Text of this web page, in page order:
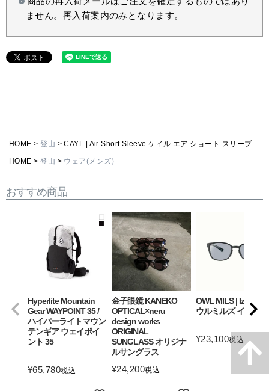
ません。再入荷案内のみとなります。
HOME 登山 CAYL | Air Short Sleeve ケイル エア ショート スリーブ
HOME 登山 ウェア(メンズ)
おすすめ商品
Hyperlite Mountain
Gear WAYPOINT 35 /
ハイパーライトマウン
テンギア ウェイポイ
ント 35
¥65,780税込
金子眼鏡 KANEKO
OPTICAL×neru
design works
ORIGINAL
SUNGLASS オリジナ
ルサングラス
¥24,200税込
OWL MILS | Izanagi
ウルミルズ イザナギ
¥23,100税込
詳細を見る